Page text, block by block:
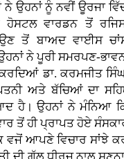
ਨੇ ਉਹਨਾਂ ਨੂੰ ਨਵੀਂ ਊਰਜਾ
ਹੋਸਟਲ ਵਾਰਡਨ ਤੋਂ
ਤੋਂ ਬਾਅਦ ਵਾਈਸ
ਨੇ ਪੂਰੀ ਸਮਰਪਣ-
ਡਾ. ਕਰਮਜੀਤ ਸਿੰਘ
ਅਤੇ ਬੱਚਿਆਂ ਦਾ
ਹੈ। ਉਹਨਾਂ ਨੇ ਮੰਨਿਆ
ਤੋਂ ਹੀ ਪ੍ਰਾਪਤ ਹੋਏ
ਆਪਣੇ ਵਿਚਾਰ ਸਾਂਝੇ